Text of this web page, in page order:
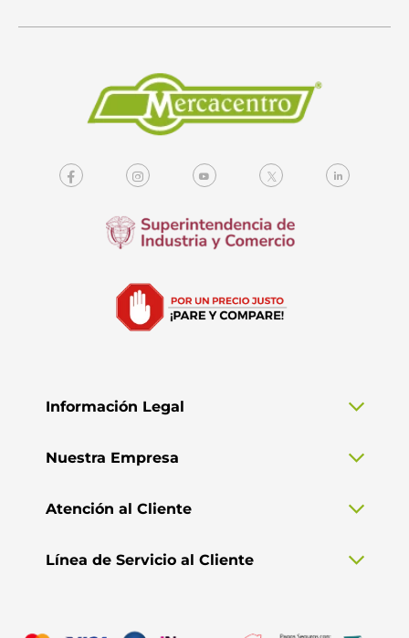
Información Legal
Nuestra Empresa
Atención al Cliente
Línea de Servicio al Cliente